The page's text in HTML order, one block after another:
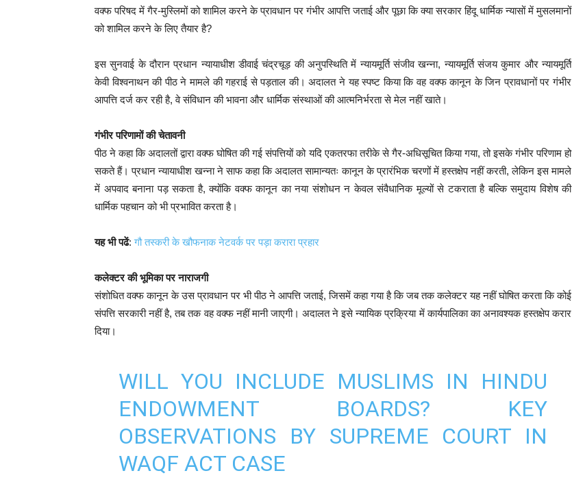
वक्फ परिषद में गैर-मुस्लिमों को शामिल करने के प्रावधान पर गंभीर आपत्ति जताई और पूछा कि क्या सरकार हिंदू धार्मिक न्यासों में मुसलमानों
को शामिल करने के लिए तैयार है?
इस सुनवाई के दौरान प्रधान न्यायाधीश डीवाई चंद्रचूड़ की अनुपस्थिति में न्यायमूर्ति संजीव खन्ना, न्यायमूर्ति संजय कुमार और न्यायमूर्ति
केवी विश्वनाथन की पीठ ने मामले की गहराई से पड़ताल की। अदालत ने यह स्पष्ट किया कि वह वक्फ कानून के जिन प्रावधानों पर गंभीर
आपत्ति दर्ज कर रही है, वे संविधान की भावना और धार्मिक संस्थाओं की आत्मनिर्भरता से मेल नहीं खाते।
गंभीर परिणामों की चेतावनी
पीठ ने कहा कि अदालतों द्वारा वक्फ घोषित की गई संपत्तियों को यदि एकतरफा तरीके से गैर-अधिसूचित किया गया, तो इसके गंभीर परिणाम हो
सकते हैं। प्रधान न्यायाधीश खन्ना ने साफ कहा कि अदालत सामान्यतः कानून के प्रारंभिक चरणों में हस्तक्षेप नहीं करती, लेकिन इस मामले
में अपवाद बनाना पड़ सकता है, क्योंकि वक्फ कानून का नया संशोधन न केवल संवैधानिक मूल्यों से टकराता है बल्कि समुदाय विशेष की
धार्मिक पहचान को भी प्रभावित करता है।
यह भी पढें:गौ तस्करी के खौफनाक नेटवर्क पर पड़ा करारा प्रहार
कलेक्टर की भूमिका पर नाराजगी
संशोधित वक्फ कानून के उस प्रावधान पर भी पीठ ने आपत्ति जताई, जिसमें कहा गया है कि जब तक कलेक्टर यह नहीं घोषित करता कि कोई
संपत्ति सरकारी नहीं है, तब तक वह वक्फ नहीं मानी जाएगी। अदालत ने इसे न्यायिक प्रक्रिया में कार्यपालिका का अनावश्यक हस्तक्षेप करार
दिया।
WILL YOU INCLUDE MUSLIMS IN HINDU
ENDOWMENT BOARDS? KEY
OBSERVATIONS BY SUPREME COURT IN
WAQF ACT CASE